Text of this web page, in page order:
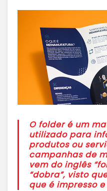
O folder é um
utilizado para
produtos ou
campanhas de
vem do inglês
“dobra”, visto
que é impresso